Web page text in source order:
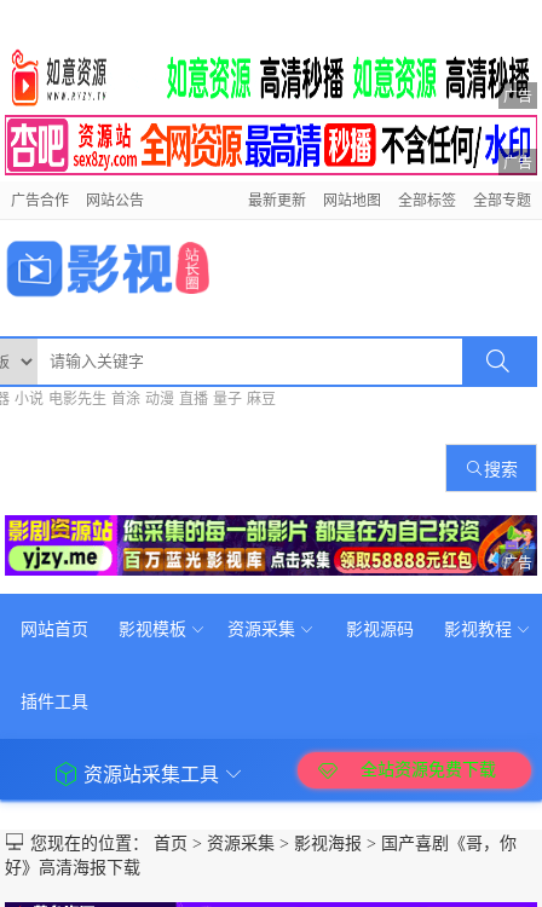
广告
广告
广告合作 网站公告 最新更新 网站地图 全部标签 全部专题
小说 电影先生 首涂 动漫 直播 量子 麻豆
搜索
广告
网站首页 影视模板 资源采集 影视源码 影视教程
插件工具
资源站采集工具 全站资源免费下载
您现在的位置：首页 >资源采集 > 影视海报 > 国产喜剧《哥，你
好》高清海报下载